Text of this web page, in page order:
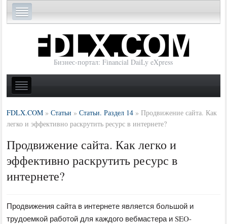
Бизнес-портал: Financial DaiLy eXpress
FDLX.COM »Статьи »Статьи. Раздел 14 »Продвижение сайта. Как
легко и эффективно раскрутить ресурс в интернете?
Продвижение сайта. Как легко и
эффективно раскрутить ресурс в
интернете?
Продвижения сайта в интернете является большой и
трудоемкой работой для каждого вебмастера и SEO-